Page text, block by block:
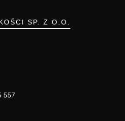
SP. Z O.O.
557